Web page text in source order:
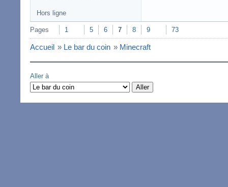
Hors ligne
Pages 1 5 6 7 8 9 73
Accueil » Le bar du coin » Minecraft
Aller à